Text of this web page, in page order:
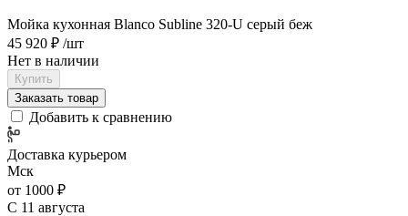
Мойка кухонная Blanco Subline 320-U серый беж
45 920 ₽ /шт
Нет в наличии
Купить
Заказать товар
Добавить к сравнению
Доставка курьером
Мск
от 1000 ₽
С 11 августа